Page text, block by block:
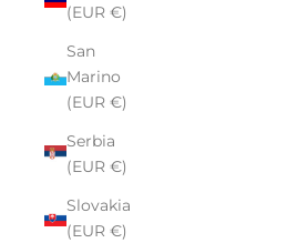
(EUR €)
San
Marino
(EUR €)
Serbia
(EUR €)
Slovakia
(EUR €)